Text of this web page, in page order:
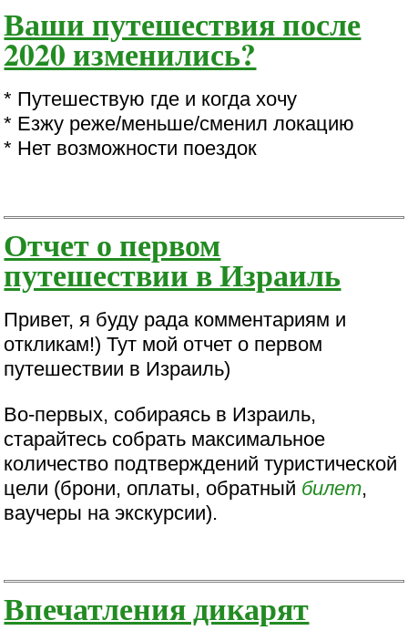
Ваши путешествия после
2020 изменились?
* Путешествую где и когда хочу
* Езжу реже/меньше/сменил локацию
* Нет возможности поездок
Отчет о первом
путешествии в Израиль
Привет, я буду рада комментариям и
откликам!) Тут мой отчет о первом
путешествии в Израиль)
Во-первых, собираясь в Израиль,
старайтесь собрать максимальное
количество подтверждений туристической
цели (брони, оплаты, обратный билет,
ваучеры на экскурсии).
Впечатления дикарят